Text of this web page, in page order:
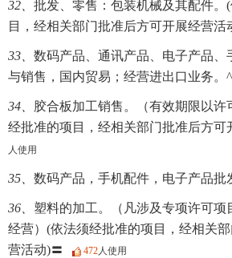
32、 批发、零售：包装机械及其配件。
目，经相关部门批准后方可开展经营活
33、 数码产品、通讯产品、电子产品、
与销售，国内贸易；经营进出口业务。^
34、
胶合板加工销售。（有效期限以许
经批准的项目，经相关部门批准后方可
人使用
35、 数码产品，手机配件，电子产品批
36、 塑料的加工。（凡涉及专项许可项
经营）(依法须经批准的项目，经相关
营活动)〓
472人使用